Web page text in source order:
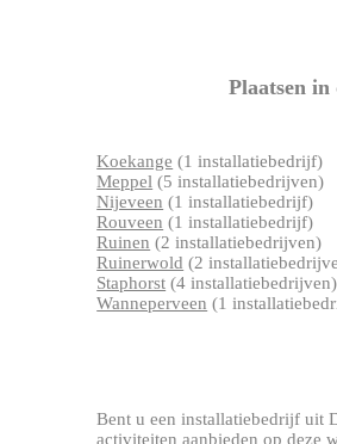
Plaatsen
Koekange (1 installatiebedrijf)
Meppel (5 installatiebedrijven)
Nijeveen (1 installatiebedrijf)
Rouveen (1 installatiebedrijf)
Ruinen (2 installatiebedrijven)
Ruinerwold (2
Staphorst (4 installatiebedrijven)
Wanneperveen (1
Bent u een installatiebedrijf uit
activiteiten aanbieden op deze